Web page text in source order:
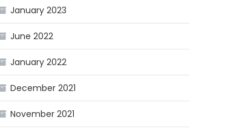
January 2023
June 2022
January 2022
December 2021
November 2021